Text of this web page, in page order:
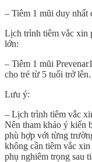
– Tiêm 1 mũi duy nhất
Lịch trình tiêm vắc xin
lớn:
– Tiêm 1 mũi
cho trẻ từ 5 tuổi trở lên.
Lưu ý:
– Lịch trình tiêm vắc
Nên tham khảo ý kiến
phù hợp với từng
không cần tiêm vắc
phụ nghiêm trọng sau